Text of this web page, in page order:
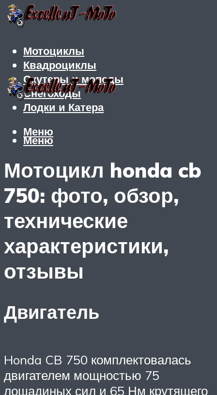
Мотоциклы
Квадроциклы
Скутеры и мопеды
Снегоходы
Лодки и Катера
Меню
Меню
Мотоцикл honda cb
750: фото, обзор,
технические
характеристики,
отзывы
Двигатель
Honda CB 750 комплектовалась
двигателем мощностью 75
лошадиных сил и 65 Нм крутящего